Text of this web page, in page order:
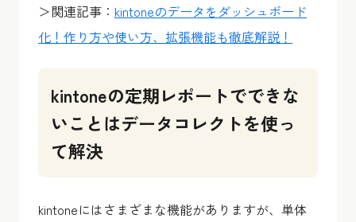
＞関連記事： kintoneのデータをダッシュボード
化！作り方や使い方、拡張機能も徹底解説！
kintoneの定期レポートでできな
いことはデータコレクトを使っ
て解決
kintoneにはさまざまな機能がありますが、単体